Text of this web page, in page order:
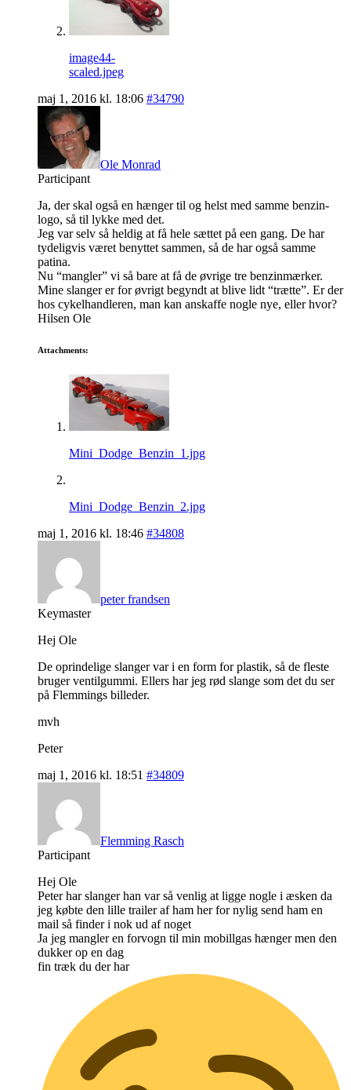
image44-
scaled.jpeg
maj 1, 2016 kl. 18:06 #34790
Ole Monrad
Participant
Ja, der skal også en hænger til og helst med samme benzin-
logo, så til lykke med det.
Jeg var selv så heldig at få hele sættet på een gang. De har
tydeligvis været benyttet sammen, så de har også samme
patina.
Nu “mangler” vi så bare at få de øvrige tre benzinmærker.
Mine slanger er for øvrigt begyndt at blive lidt “trætte”. Er der
hos cykelhandleren, man kan anskaffe nogle nye, eller hvor?
Hilsen Ole
Attachments:
Mini_Dodge_Benzin_1.jpg
Mini_Dodge_Benzin_2.jpg
maj 1, 2016 kl. 18:46 #34808
peter frandsen
Keymaster
Hej Ole
De oprindelige slanger var i en form for plastik, så de fleste
bruger ventilgummi. Ellers har jeg rød slange som det du ser
på Flemmings billeder.
mvh
Peter
maj 1, 2016 kl. 18:51 #34809
Flemming Rasch
Participant
Hej Ole
Peter har slanger han var så venlig at ligge nogle i æsken da
jeg købte den lille trailer af ham her for nylig send ham en
mail så finder i nok ud af noget
Ja jeg mangler en forvogn til min mobillgas hænger men den
dukker op en dag
fin træk du der har